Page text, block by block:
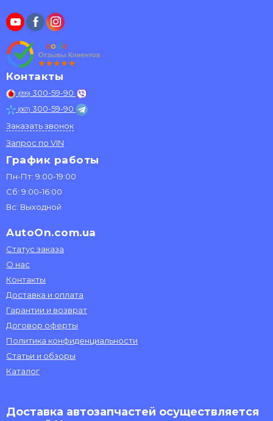
Контакты
(099) 300-59-90
(067) 300-59-90
Заказать звонок
Запрос по VIN
График работы
Пн-Пт: 9:00-19:00
Сб: 9:00-16:00
Вс: Выходной
AutoOn.com.ua
Статус заказа
О нас
Контакты
Доставка и оплата
Гарантии и возврат
Договор оферты
Политика конфиденциальности
Статьи и обзоры
Каталог
Доставка автозапчастей осуществляется